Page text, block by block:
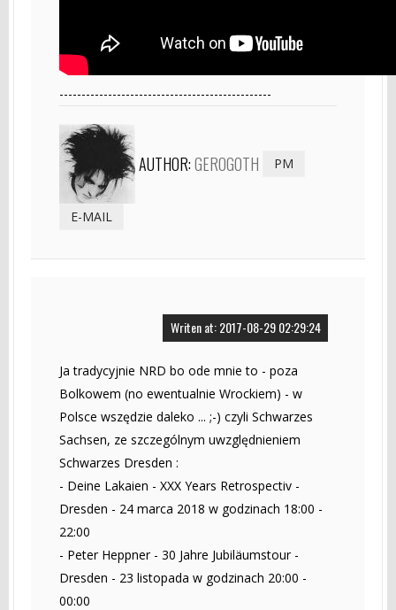
------------------------------------------------
AUTHOR:GEROGOTH PM
E-MAIL
Writen at: 2017-08-29 02:29:24
Ja tradycyjnie NRD bo ode mnie to - poza
Bolkowem (no ewentualnie Wrockiem) - w
Polsce wszędzie daleko ... ;-) czyli Schwarzes
Sachsen, ze szczególnym uwzględnieniem
Schwarzes Dresden :
- Deine Lakaien - XXX Years Retrospectiv -
Dresden - 24 marca 2018 w godzinach 18:00 -
22:00
- Peter Heppner - 30 Jahre Jubiläumstour -
Dresden - 23 listopada w godzinach 20:00 -
00:00